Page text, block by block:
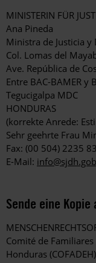
MINISTERIN FÜR
Ana Pineda
Ministra de Justicia
Col. Lomas del
Ave. República de
Entre BAC-BAMER y
Tegucigalpa MDC
HONDURAS
(korrekte Anrede:
Sehr geehrte Frau
Fax: (00 504) 2235
E-Mail:
Sende eine Kopie
Comité de
Honduras (COFADEH)